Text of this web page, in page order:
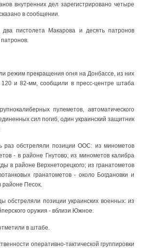
внутренних дел зарегистрировано четыре
в сообщении.
пистолета Макарова и десять патронов
режим прекращения огня на Донбассе, из них
и 82-мм, сообщили в пресс-центре штаба
пулеметов, автоматического
сил погиб, один украинский защитник
раз обстреляли позиции ООС: из минометов
- в районе Гнутово; из минометов калибра
в районе Верхнеторецкого; из гранатометов
гранатометов - около Богдановки и
районе Песок.
обстреляли позиции украинских военных: из
оружия - вблизи Южное.
в штабе.
оперативно-тактической группировки